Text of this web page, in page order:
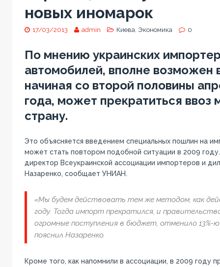
новых иномарок
17/03/2013 admin Киева Экономика 0
По мнению украинских
автомобилей, вполне возможен
начиная со второй половины
года, может прекратиться ввоз
страну.
Это объясняется введением специальных пошлин на
может стать повтором подобной ситуации в 2009
директор Всеукраинской ассоциации импортеров и
Назаренко, сообщает УНИАН.
«Мы будем действовать тем же методом, как
году. Тогда импорт прекратился, и
огромные поступления в бюджет, отменило 13%-
пояснил Назаренко.
Кроме того, как напомнили в ассоциации, в 2009 году